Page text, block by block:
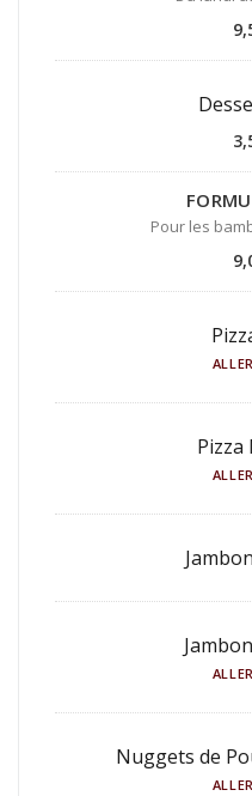
Pour les
Nuggets de